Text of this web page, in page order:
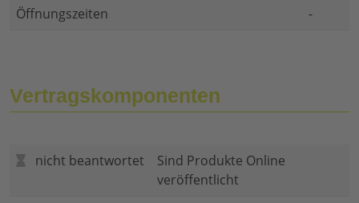
Öffnungszeiten -
Vertragskomponenten
nicht beantwortet
Sind Produkte Online
veröffentlicht